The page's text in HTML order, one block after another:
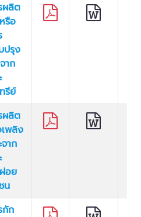
ผลิต
รือ
ปรุง
าก
รีย์
ผลิต
เพลิง
าก
อย
น
กัก